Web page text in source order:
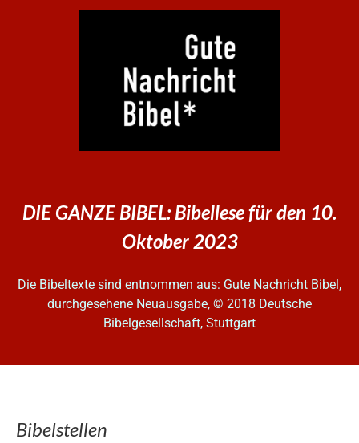
DIE GANZE BIBEL: Bibellese für den 10.
Oktober 2023
Die Bibeltexte sind entnommen aus: Gute Nachricht Bibel,
durchgesehene Neuausgabe, © 2018 Deutsche
Bibelgesellschaft, Stuttgart
Bibelstellen